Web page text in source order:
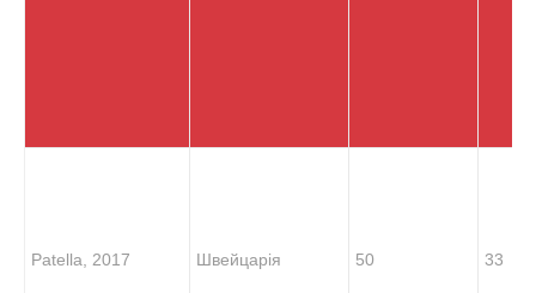
Patella, 2017 Швейцарія 50 33